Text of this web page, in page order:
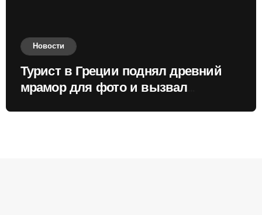
Новости
Турист в Греции поднял древний
мрамор для фото и вызвал